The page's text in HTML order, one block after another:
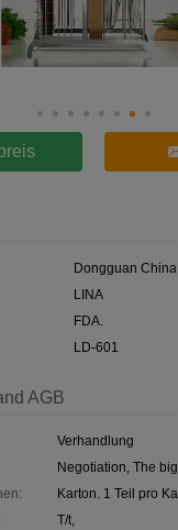
Dongguan China
LINA
FDA.
LD-601
AGB
Verhandlung
Negotiation, The
Karton. 1 Teil pro
T/t,